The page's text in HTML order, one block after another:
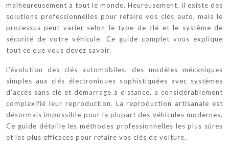
malheureusement à tout le monde. Heureusement, il existe des
solutions professionnelles pour refaire vos clés auto, mais le
processus peut varier selon le type de clé et le système de
sécurité de votre véhicule. Ce guide complet vous explique
tout ce que vous devez savoir.
L’évolution des clés automobiles, des modèles mécaniques
simples aux clés électroniques sophistiquées avec systèmes
d’accès sans clé et démarrage à distance, a considérablement
complexifié leur reproduction. La reproduction artisanale est
désormais impossible pour la plupart des véhicules modernes.
Ce guide détaille les méthodes professionnelles les plus sûres
et les plus efficaces pour refaire vos clés de voiture.